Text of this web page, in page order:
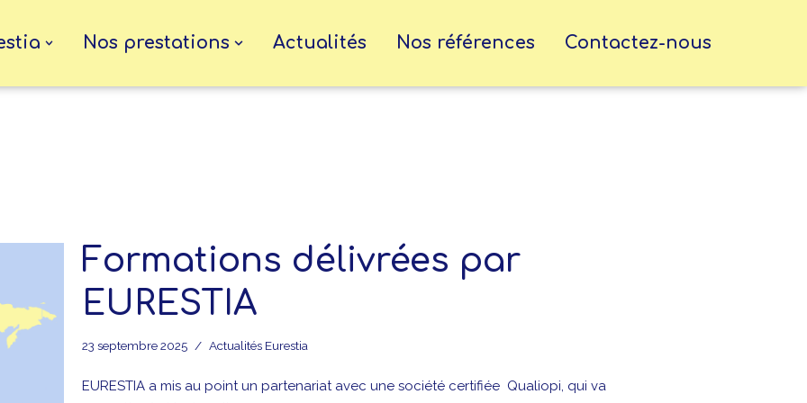
Nos prestations Actualités Nos références Contactez-nous
Formations délivrées par
EURESTIA
23 septembre 2025 Actualités Eurestia
EURESTIA a mis au point un partenariat avec une société certifiée Qualiopi, qui va